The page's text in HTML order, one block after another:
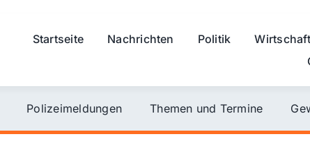
Startseite Nachrichten Politik Wirtschaft
Polizeimeldungen Themen und Termine